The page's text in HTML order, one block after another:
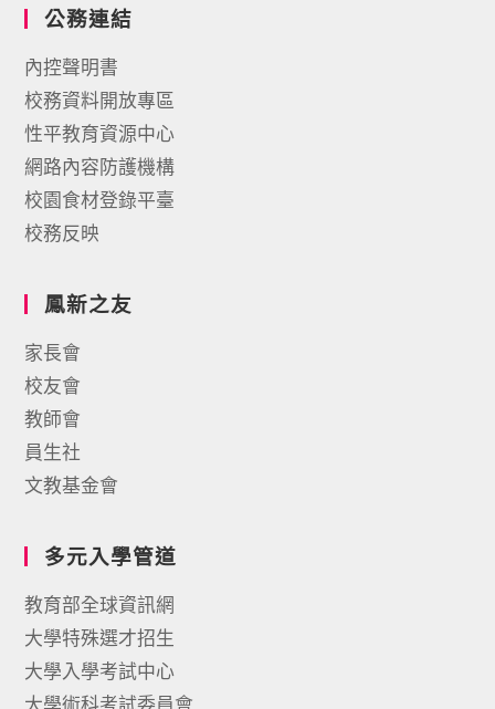
公務連結
內控聲明書
校務資料開放專區
性平教育資源中心
網路內容防護機構
校園食材登錄平臺
校務反映
鳳新之友
家長會
校友會
教師會
員生社
文教基金會
多元入學管道
教育部全球資訊網
大學特殊選才招生
大學入學考試中心